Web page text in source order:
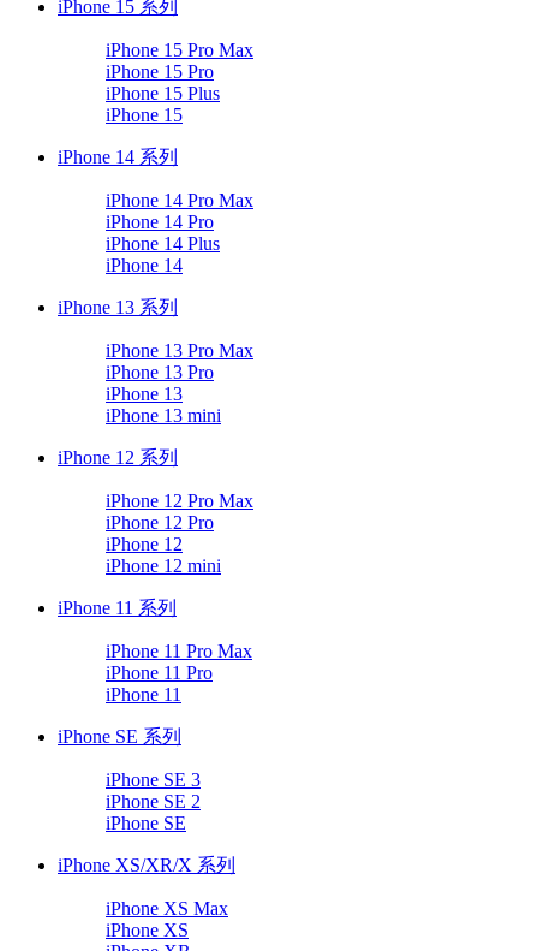
iPhone 15 系列
iPhone 15 Pro Max
iPhone 15 Pro
iPhone 15 Plus
iPhone 15
iPhone 14 系列
iPhone 14 Pro Max
iPhone 14 Pro
iPhone 14 Plus
iPhone 14
iPhone 13 系列
iPhone 13 Pro Max
iPhone 13 Pro
iPhone 13
iPhone 13 mini
iPhone 12 系列
iPhone 12 Pro Max
iPhone 12 Pro
iPhone 12
iPhone 12 mini
iPhone 11 系列
iPhone 11 Pro Max
iPhone 11 Pro
iPhone 11
iPhone SE 系列
iPhone SE 3
iPhone SE 2
iPhone SE
iPhone XS/XR/X 系列
iPhone XS Max
iPhone XS